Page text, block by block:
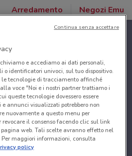
Arredamento Negozi Emu
e accediamo ai dati personali,
o identificatori univoci, sul tuo dispositivo.
tecnologie di tracciamento affinché
voce "Noi e i nostri partner trattiamo i
queste tecnologie dovessero essere
annunci visualizzati potrebbero non
nuovamente a questo menu per
il consenso facendo clic sul link
web. Tali scelte avranno effetto nel
Per maggiori informazioni, consulta
policy
Continua senza accettare